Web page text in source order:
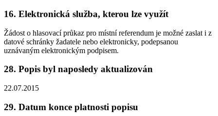
16. Elektronická služba, kterou lze využít
Žádost o hlasovací průkaz pro místní referendum je možné zaslat i z
datové schránky žadatele nebo elektronicky, podepsanou
uznávaným elektronickým podpisem.
28. Popis byl naposledy aktualizován
22.07.2015
29. Datum konce platnosti popisu